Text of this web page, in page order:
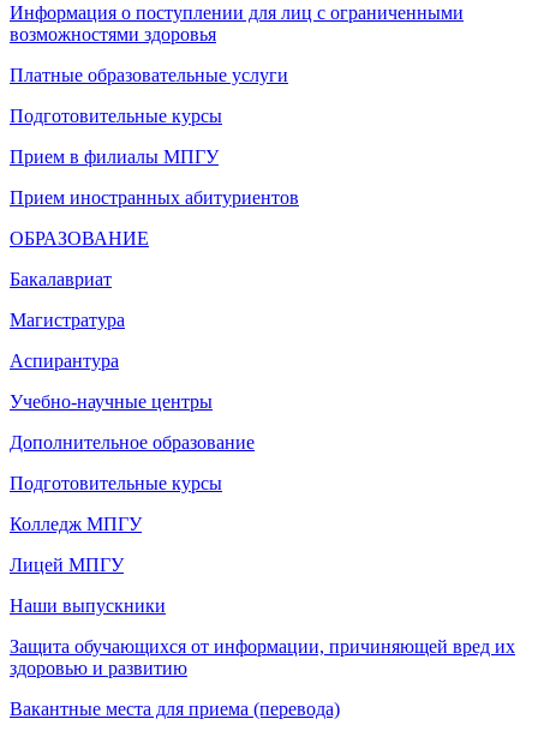
Информация о поступлении для лиц с ограниченными
возможностями здоровья
Платные образовательные услуги
Подготовительные курсы
Прием в филиалы МПГУ
Прием иностранных абитуриентов
ОБРАЗОВАНИЕ
Бакалавриат
Магистратура
Аспирантура
Учебно-научные центры
Дополнительное образование
Подготовительные курсы
Колледж МПГУ
Лицей МПГУ
Наши выпускники
Защита обучающихся от информации, причиняющей вред их
здоровью и развитию
Вакантные места для приема (перевода)